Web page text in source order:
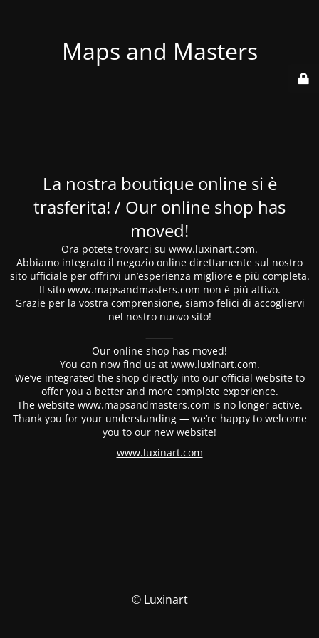
Maps and Masters
La nostra boutique online si è
trasferita! / Our online shop has
moved!
Ora potete trovarci su www.luxinart.com.
Abbiamo integrato il negozio online direttamente sul nostro
sito ufficiale per offrirvi un’esperienza migliore e più completa.
Il sito www.mapsandmasters.com non è più attivo.
Grazie per la vostra comprensione, siamo felici di accogliervi
nel nostro nuovo sito!
⸻
Our online shop has moved!
You can now find us at www.luxinart.com.
We’ve integrated the shop directly into our official website to
offer you a better and more complete experience.
The website www.mapsandmasters.com is no longer active.
Thank you for your understanding — we’re happy to welcome
you to our new website!
www.luxinart.com
© Luxinart